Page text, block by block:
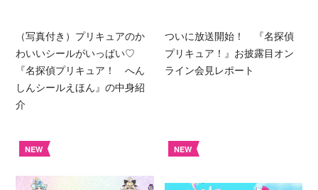
（写真付き）プリキュアのか
わいいシールがいっぱい♡
『名探偵プリキュア！ へん
しんシールえほん』の中身紹
介
ついに放送開始！ 『名探偵
プリキュア！』お披露目オン
ライン会見レポート
NEW NEW